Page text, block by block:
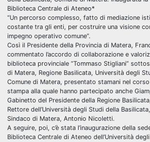
Biblioteca Centrale di Ateneo*
“Un percorso complesso, fatto di mediazione
costante tra gli enti, per costruire una visione
impegno operativo comune”.
Così il Presidente della Provincia di Matera,
commentato l’accordo di collaborazione e
biblioteca provinciale “Tommaso Stigliani”
di Matera, Regione Basilicata, Università degli
Comune di Matera, presentato stamani nel
stampa alla quale hanno partecipato anche
Gabinetto del Presidente della Regione
Rettore dell’Università degli Studi della
Sindaco di Matera, Antonio Nicoletti.
A seguire, poi, c’è stata l’inaugurazione della
Biblioteca Centrale di Ateneo dell’Università